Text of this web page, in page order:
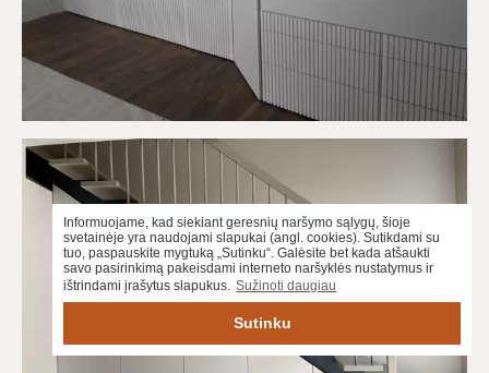
Informuojame, kad siekiant geresnių naršymo sąlygų, šioje
svetainėje yra naudojami slapukai (angl. cookies). Sutikdami su
tuo, paspauskite mygtuką „Sutinku“. Galėsite bet kada atšaukti
savo pasirinkimą pakeisdami interneto naršyklės nustatymus ir
ištrindami įrašytus slapukus. Sužinoti daugiau
Sutinku